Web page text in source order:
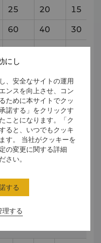
25 20 15
60 40 30
100 60 60
100 60
100 60 60
とスタイル
にし
、安全なサイトの運用
ンスを向上させ、コン
ために本サイトでクッ
諾する」をクリックす
ことになります。「ク
ると、いつでもクッキ
す。 当社がクッキーを
の変更に関する詳細
さい。
理する
する